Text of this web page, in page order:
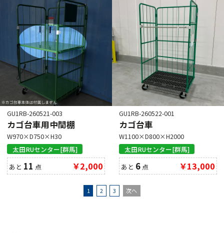
GU1RB-260521-003
カゴ台車用中間棚
W970×D750×H30
太田RUセンター[群馬]
あと 11 点 ￥2,000
GU1RB-260522-001
カゴ台車
W1100×D800×H2000
太田RUセンター[群馬]
あと 6 点 ￥13,000
1 2 3 次へ